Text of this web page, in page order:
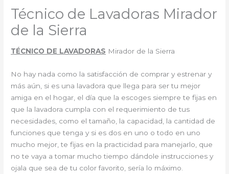
Técnico de Lavadoras Mirador
de la Sierra
TÉCNICO DE LAVADORAS Mirador de la Sierra
No hay nada como la satisfacción de comprar y estrenar y
más aún, si es una lavadora que llega para ser tu mejor
amiga en el hogar, el día que la escoges siempre te fijas en
que la lavadora cumpla con el requerimiento de tus
necesidades, como el tamaño, la capacidad, la cantidad de
funciones que tenga y si es dos en uno o todo en uno
mucho mejor, te fijas en la practicidad para manejarlo, que
no te vaya a tomar mucho tiempo dándole instrucciones y
ojala que sea de tu color favorito, sería lo máximo.